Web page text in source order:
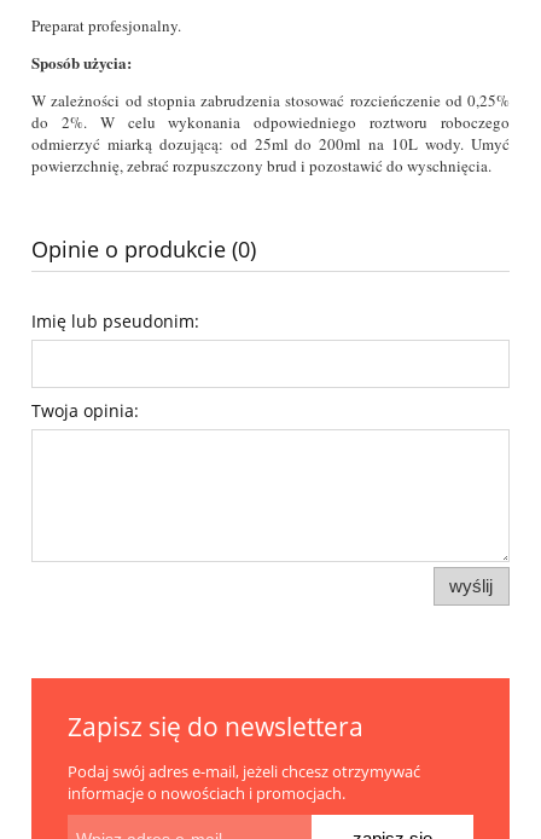
Preparat profesjonalny.
Sposób użycia:
W zależności od stopnia zabrudzenia stosować rozcieńczenie od 0,25%
do 2%. W celu wykonania odpowiedniego roztworu roboczego
odmierzyć miarką dozującą: od 25ml do 200ml na 10L wody. Umyć
powierzchnię, zebrać rozpuszczony brud i pozostawić do wyschnięcia.
Opinie o produkcie (0)
Imię lub pseudonim:
Twoja opinia:
wyślij
Zapisz się do newslettera
Podaj swój adres e-mail, jeżeli chcesz otrzymywać
informacje o nowościach i promocjach.